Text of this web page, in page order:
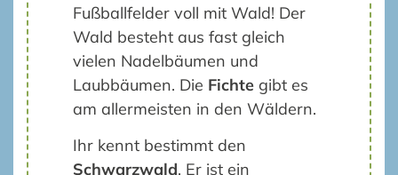
Fußballfelder voll mit Wald! Der
Wald besteht aus fast gleich
vielen Nadelbäumen und
Laubbäumen. Die Fichte gibt es
am allermeisten in den Wäldern.
Ihr kennt bestimmt den
Schwarzwald. Er ist ein